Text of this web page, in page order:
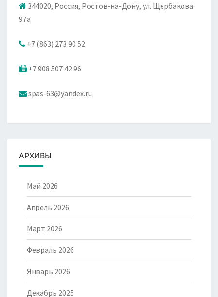
344020, Россия, Ростов-на-Дону, ул. Щербакова
97а
+7 (863) 273 90 52
+7 908 507 42 96
spas-63@yandex.ru
АРХИВЫ
Май 2026
Апрель 2026
Март 2026
Февраль 2026
Январь 2026
Декабрь 2025